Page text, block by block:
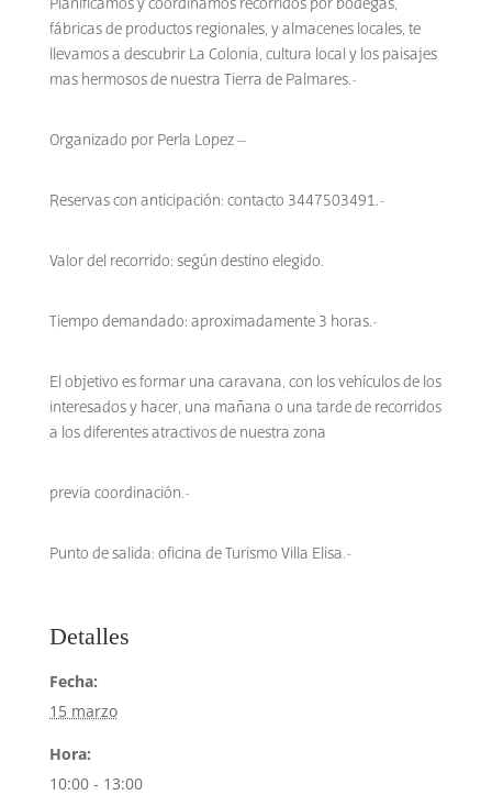
Planificamos y coordinamos recorridos por bodegas,
fábricas de productos regionales, y almacenes locales, te
llevamos a descubrir La Colonia, cultura local y los paisajes
mas hermosos de nuestra Tierra de Palmares.-
Organizado por Perla Lopez –
Reservas con anticipación: contacto 3447503491.-
Valor del recorrido: según destino elegido.
Tiempo demandado: aproximadamente 3 horas.-
El objetivo es formar una caravana, con los vehículos de los
interesados y hacer, una mañana o una tarde de recorridos
a los diferentes atractivos de nuestra zona
previa coordinación.-
Punto de salida: oficina de Turismo Villa Elisa.-
Detalles
Fecha:
15 marzo
Hora:
10:00 - 13:00